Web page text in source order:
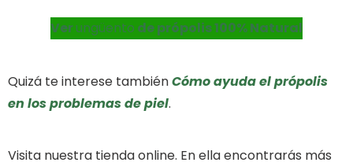
Verungüento de própolis 100% Natural
Quizá te interese tambiénCómo ayuda el própolis
en los problemas de piel.
Visita nuestra tienda online. En ella encontrarás más